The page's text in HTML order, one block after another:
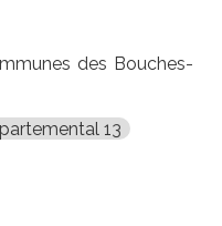
des Bouches-
13